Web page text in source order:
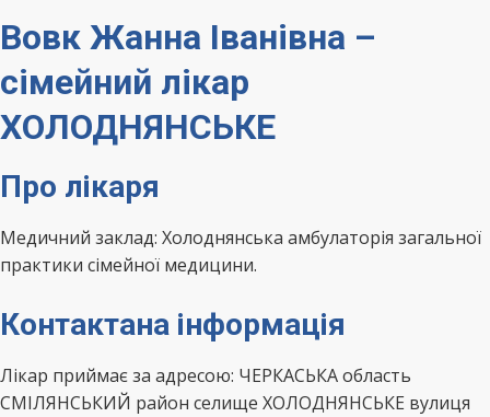
Вовк Жанна Іванівна –
сімейний лікар
ХОЛОДНЯНСЬКЕ
Про лікаря
Медичний заклад: Холоднянська амбулаторія загальної
практики сімейної медицини.
Контактана інформація
Лікар приймає за адресою: ЧЕРКАСЬКА область
СМІЛЯНСЬКИЙ район селище ХОЛОДНЯНСЬКЕ вулиця